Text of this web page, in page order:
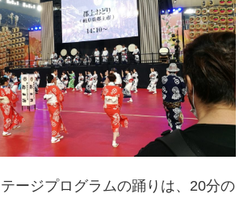
ージプログラムの踊りは、20分の